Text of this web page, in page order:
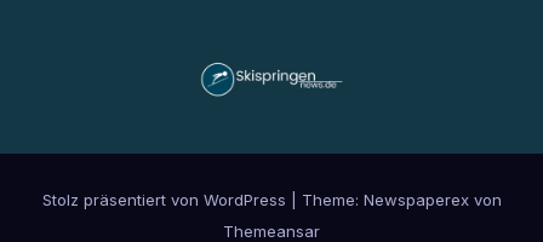
Stolz präsentiert von WordPress
Theme: Newspaperex von
Themeansar